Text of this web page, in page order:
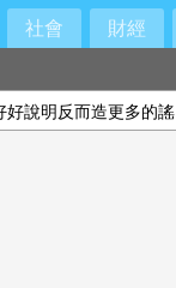
社會 財經
說明反而造更多的謠